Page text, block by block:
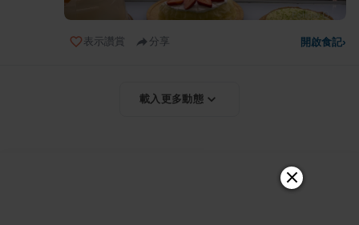
表示讚賞 分享 開啟食記›
載入更多動態